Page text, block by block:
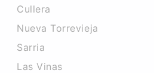
Cullera
Nueva Torrevieja
Sarria
Las Vinas